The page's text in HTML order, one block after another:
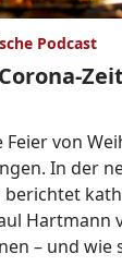
Podcast
Feier von
In der
Hartmann
– und wie